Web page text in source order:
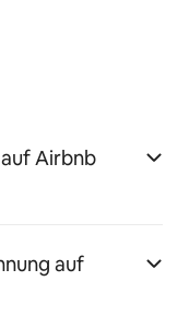
Airbnb
auf